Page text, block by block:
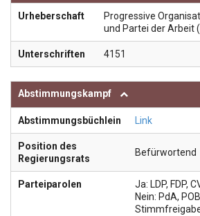
Urheberschaft
Progressive
und Partei der Arbeit
Unterschriften 4151
Abstimmungskampf
Abstimmungsbüchlein Link
Position des
Regierungsrats
Befürwortend
Parteiparolen
Ja: LDP, FDP,
Nein: PdA, POB